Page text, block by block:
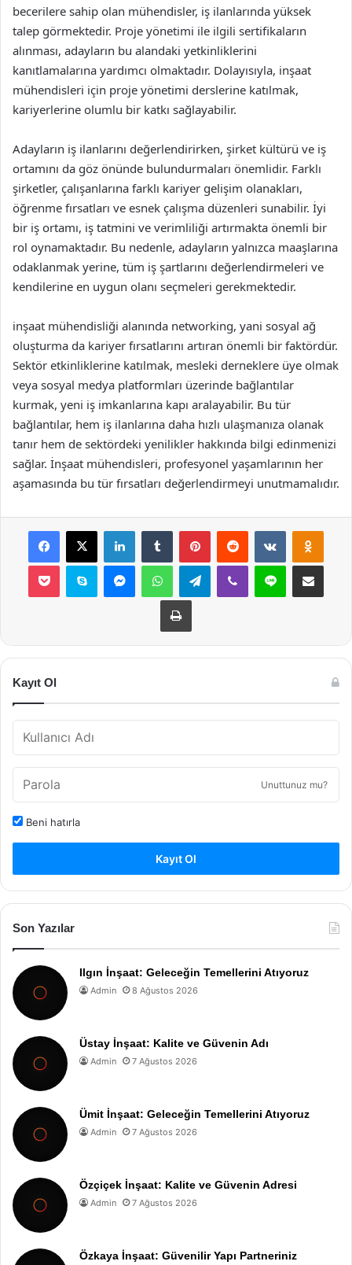
becerilere sahip olan mühendisler, iş ilanlarında yüksek
talep görmektedir. Proje yönetimi ile ilgili sertifikaların
alınması, adayların bu alandaki yetkinliklerini
kanıtlamalarına yardımcı olmaktadır. Dolayısıyla, inşaat
mühendisleri için proje yönetimi derslerine katılmak,
kariyerlerine olumlu bir katkı sağlayabilir.
Adayların iş ilanlarını değerlendirirken, şirket kültürü ve iş
ortamını da göz önünde bulundurmaları önemlidir. Farklı
şirketler, çalışanlarına farklı kariyer gelişim olanakları,
öğrenme fırsatları ve esnek çalışma düzenleri sunabilir. İyi
bir iş ortamı, iş tatmini ve verimliliği artırmakta önemli bir
rol oynamaktadır. Bu nedenle, adayların yalnızca maaşlarına
odaklanmak yerine, tüm iş şartlarını değerlendirmeleri ve
kendilerine en uygun olanı seçmeleri gerekmektedir.
inşaat mühendisliği alanında networking, yani sosyal ağ
oluşturma da kariyer fırsatlarını artıran önemli bir faktördür.
Sektör etkinliklerine katılmak, mesleki derneklere üye olmak
veya sosyal medya platformları üzerinde bağlantılar
kurmak, yeni iş imkanlarına kapı aralayabilir. Bu tür
bağlantılar, hem iş ilanlarına daha hızlı ulaşmanıza olanak
tanır hem de sektördeki yenilikler hakkında bilgi edinmenizi
sağlar. İnşaat mühendisleri, profesyonel yaşamlarının her
aşamasında bu tür fırsatları değerlendirmeyi unutmamalıdır.
Facebook
X LinkedInTumblr PinterestReddit VKontakte
Pocket Skype MessengerWhatsAppTelegramViber Line E-Posta ile
Yazdır
Kayıt Ol
Unuttunuz mu?
Beni hatırla
Kayıt Ol
Son Yazılar
Ilgın İnşaat: Geleceğin Temellerini Atıyoruz
Admin 8 Ağustos 2026
Üstay İnşaat: Kalite ve Güvenin Adı
Admin 7 Ağustos 2026
Ümit İnşaat: Geleceğin Temellerini Atıyoruz
Admin 7 Ağustos 2026
Özçiçek İnşaat: Kalite ve Güvenin Adresi
Admin 7 Ağustos 2026
Özkaya İnşaat: Güvenilir Yapı Partneriniz